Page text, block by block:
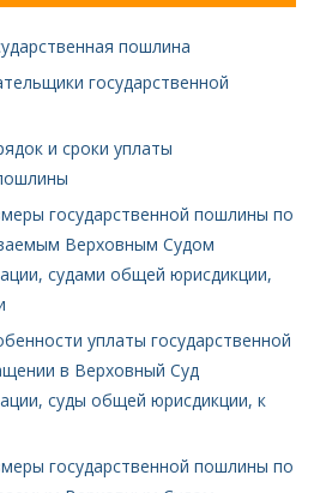
пошлина
государственной
и сроки уплаты
государственной пошлины по
Верховным Судом
судами общей юрисдикции,
уплаты государственной
в Верховный Суд
суды общей юрисдикции, к
государственной пошлины по